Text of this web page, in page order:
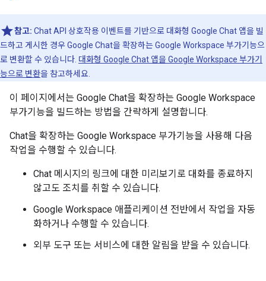
참고: Chat API 상호작용 이벤트를 기반으로 대화형 Google Chat 앱을 빌
드하고 게시한 경우 Google Chat을 확장하는 Google Workspace 부가기능으
로 변환할 수 있습니다. 대화형 Google Chat 앱을 Google Workspace 부가기
능으로 변환을 참고하세요.
이 페이지에서는 Google Chat을 확장하는 Google Workspace
부가기능을 빌드하는 방법을 간략하게 설명합니다.
Chat을 확장하는 Google Workspace 부가기능을 사용해 다음
작업을 수행할 수 있습니다.
Chat 메시지의 링크에 대한 미리보기로 대화를 종료하지
않고도 조치를 취할 수 있습니다.
Google Workspace 애플리케이션 전반에서 작업을 자동
화하거나 수행할 수 있습니다.
외부 도구 또는 서비스에 대한 알림을 받을 수 있습니다.